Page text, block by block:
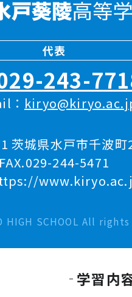
代表
243-
：
茨城県水戸市千波
FAX.029-244-5471
HIGH SCHOOL All
学習内